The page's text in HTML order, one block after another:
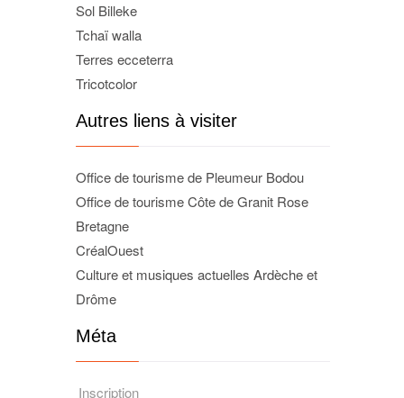
Sol Billeke
Tchaï walla
Terres ecceterra
Tricotcolor
Autres liens à visiter
Office de tourisme de Pleumeur Bodou
Office de tourisme Côte de Granit Rose
Bretagne
CréalOuest
Culture et musiques actuelles Ardèche et
Drôme
Méta
Inscription